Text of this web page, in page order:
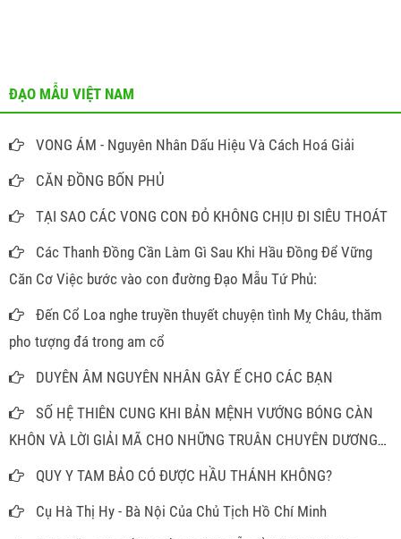
ĐẠO MẪU VIỆT NAM
VONG ÁM - Nguyên Nhân Dấu Hiệu Và Cách Hoá Giải
CĂN ĐỒNG BỐN PHỦ
TẠI SAO CÁC VONG CON ĐỎ KHÔNG CHỊU ĐI SIÊU THOÁT
Các Thanh Đồng Cần Làm Gì Sau Khi Hầu Đồng Để Vững
Căn Cơ Việc bước vào con đường Đạo Mẫu Tứ Phủ:
Đến Cổ Loa nghe truyền thuyết chuyện tình Mỵ Châu, thăm
pho tượng đá trong am cổ
DUYÊN ÂM NGUYÊN NHÂN GÂY Ế CHO CÁC BẠN
SỐ HỆ THIÊN CUNG KHI BẢN MỆNH VƯỚNG BÓNG CÀN
KHÔN VÀ LỜI GIẢI MÃ CHO NHỮNG TRUÂN CHUYÊN DƯƠNG
THẾ
QUY Y TAM BẢO CÓ ĐƯỢC HẦU THÁNH KHÔNG?
Cụ Hà Thị Hy - Bà Nội Của Chủ Tịch Hồ Chí Minh